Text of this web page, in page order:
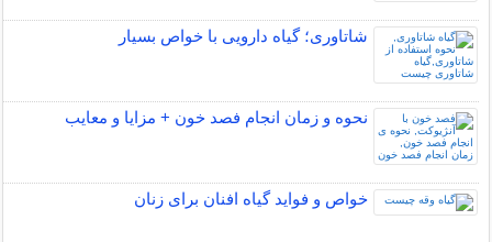
شاتاوری؛ گیاه دارویی با خواص بسیار
نحوه و زمان انجام فصد خون + مزایا و معایب
خواص و فواید گیاه افنان برای زنان